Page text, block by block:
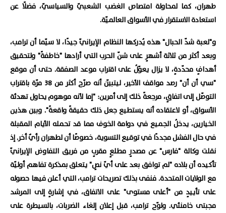
طهران، كما لمحاولة امتصاص الغضب الشعبيّ والسياسيّ، فضلًا عن
استعادة الاستقرار في الأسواق العالميّة.
و"لعبة شدّ الحبال" هذه يُدركها النظام الإيرانيّ جيدًا، لا سيّما أن ترامب،
وبعد أكثر من ثلاثة أشهرٍ على شنّ الحرب التي أرادها "خاطفةً" ولتحقيق
أهدافٍ محدّدةٍ، لا يزال يعوّلُ على اقتراب موعد الصفقة. حتى أن موقع
"سي أن أن" رصد مواقف الأخير، ليتبيّن أنه صرّح أكثر من 38 مرّة باقتراب
التوصّل إلى اتفاقٍ، مرجعةً ذلك إلى أمرين: "إما لأنه موهوم يحاول تهدئة
الأسواق، أو لاعتقاده أنه يستطيع جعل ذلك حقيقةً واقعةً". وبين هذين
الخيارين، يدخلُ الجميع في دوامة الخوف مما قد تحمله الأيام المقبلة
في حال الفشل مجددًا في توقيع التسوية، خصوصًا أن لطهران رأيٌ أخر. إذ
نقلت وكالة "فارس" عن مصدرٍ مطلعٍ مقربٍ من فريق التفاوض الإيرانيّ
تأكيده أن بلاده "لم توافق بعد على أيّ نصٍ" يتعلق بمذكرة تفاهم أوليّة
مع الولايات المتحدة. فنفى بذلك تصريحات ترامب، التي أعلن فيها حصوله
على تأييدٍ من "أعلى مستوى" على الاتفاق، في إشارةٍ إلى المرشد
مجبتى خامنئي. ولوّح ترامب، قبل إعلان إلغاء الضربات، بالسيطرة على